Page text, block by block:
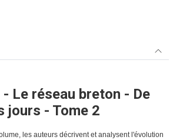
Le réseau breton - De
jours - Tome 2
les auteurs décrivent et analysent l'évolution